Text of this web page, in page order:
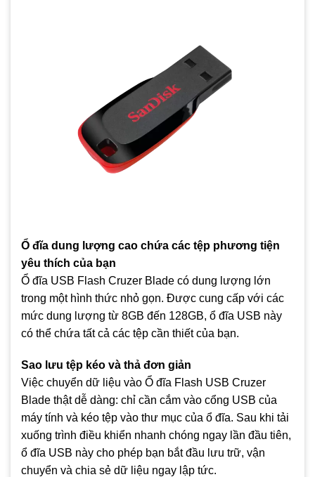
Ổ đĩa dung lượng cao chứa các tệp phương tiện
yêu thích của bạn
Ổ đĩa USB Flash Cruzer Blade có dung lượng lớn
trong một hình thức nhỏ gọn. Được cung cấp với các
mức dung lượng từ 8GB đến 128GB, ổ đĩa USB này
có thể chứa tất cả các tệp cần thiết của bạn.
Sao lưu tệp kéo và thả đơn giản
Việc chuyển dữ liệu vào Ổ đĩa Flash USB Cruzer
Blade thật dễ dàng: chỉ cần cắm vào cổng USB của
máy tính và kéo tệp vào thư mục của ổ đĩa. Sau khi tải
xuống trình điều khiển nhanh chóng ngay lần đầu tiên,
ổ đĩa USB này cho phép bạn bắt đầu lưu trữ, vận
chuyển và chia sẻ dữ liệu ngay lập tức.